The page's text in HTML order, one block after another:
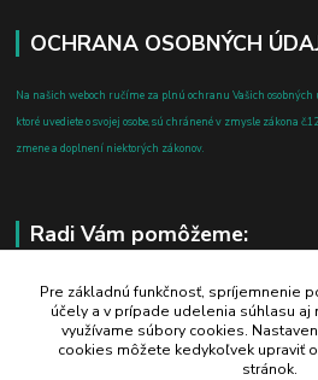
OCHRANA OSOBNÝCH
Na našich weboch ručíme za plnú ochranu Vašich
ktoré uvediete o svojej osobe, sú chránené v zmysle zákona
zmene a doplnení niektorých zákonov.
Radi Vám pomôžeme:
+421 908 700 612
po-pia: 8.00 - 16.00
business@jtf.sk
Pre základnú funkčnosť, spríjemnenie
účely a v prípade udelenia súhlasu aj
využívame súbory cookies.
cookies môžete kedykoľvek upraviť
stránok.